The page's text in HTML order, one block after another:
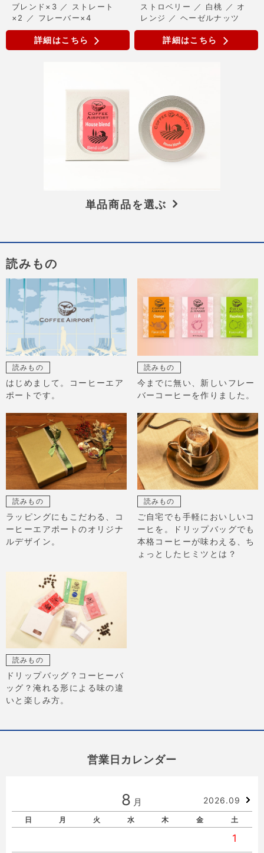
ブレンド×3 ／ ストレート
×2 ／ フレーバー×4
詳細はこちら
ストロベリー ／ 白桃 ／ オ
レンジ ／ ヘーゼルナッツ
詳細はこちら
単品商品を選ぶ
読みもの
読みもの
はじめまして。コーヒーエア
ポートです。
読みもの
今までに無い、新しいフレー
バーコーヒーを作りました。
読みもの
ラッピングにもこだわる、コ
ーヒーエアポートのオリジナ
ルデザイン。
読みもの
ご自宅でも手軽においしいコ
ーヒを。ドリップバッグでも
本格コーヒーが味わえる、ち
ょっとしたヒミツとは？
読みもの
ドリップバッグ？コーヒーバ
ッグ？淹れる形による味の違
いと楽しみ方。
営業日カレンダー
8 月 2026.09
日 月 火 水 木 金 土
1